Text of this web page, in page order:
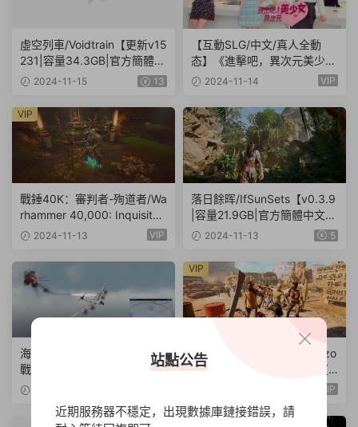
虛空列車/Voidtrain【更新v15
231|容量34.3GB|官方簡體中
文】2024-11-15 13
【互動SLG/中文/真人全動
态】《進擊吧，異次元美少
女!遊戲》 官方中文硬盤版【2
2024-11-14 VIP
戰錘40K：審判者-殉道者/Wa
rhammer 40,000: Inquisitor
– Martyr【v2.9.4|容量80.1G
标.手柄】
2024-11-13 VIP
VIP
落日餘晖/IfSunSets【v0.3.9
|容量21.9GB|官方簡體中文|
支持鍵盤.鼠标】
2024-11-13 5
海上力量：導彈時代的海軍作
戰/Sea Power : Naval Comb
at in the Missile Age【v0.1.
簡體中文|支持鍵盤.鼠标】
亞利桑那陽光重制版VR/Arizo
na Sunshine Remake VR【v
1.0.0|容量38.5GB|官方簡體VIP
VIP
站點公告
近期服務器不穩定，出現數據庫鏈接錯誤，請